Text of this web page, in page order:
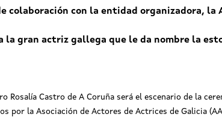
colaboración con la entidad organizadora, la
la gran actriz gallega que le da nombre la
Rosalía Castro de A Coruña será el escenario de la
por la Asociación de Actores de Actrices de Galicia